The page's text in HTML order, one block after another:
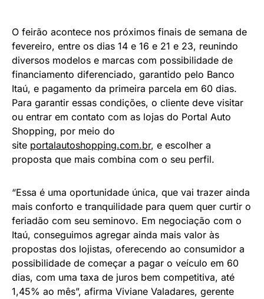
O feirão acontece nos próximos finais de semana de
fevereiro, entre os dias 14 e 16 e 21 e 23, reunindo
diversos modelos e marcas com possibilidade de
financiamento diferenciado, garantido pelo Banco
Itaú, e pagamento da primeira parcela em 60 dias.
Para garantir essas condições, o cliente deve visitar
ou entrar em contato com as lojas do Portal Auto
Shopping, por meio do
site portalautoshopping.com.br, e escolher a
proposta que mais combina com o seu perfil.
“Essa é uma oportunidade única, que vai trazer ainda
mais conforto e tranquilidade para quem quer curtir o
feriadão com seu seminovo. Em negociação com o
Itaú, conseguimos agregar ainda mais valor às
propostas dos lojistas, oferecendo ao consumidor a
possibilidade de começar a pagar o veículo em 60
dias, com uma taxa de juros bem competitiva, até
1,45% ao mês”, afirma Viviane Valadares, gerente